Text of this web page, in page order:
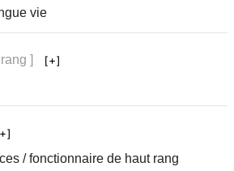
vie
]
/ fonctionnaire de haut rang